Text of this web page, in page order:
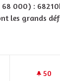
68 000) :
les grands
50